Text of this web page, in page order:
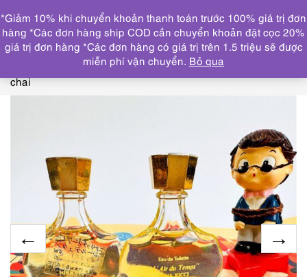
DANH MỤC
Trang chủ NƯỚC HOA CHAI NHỎ/MINI(≤ 15ml)
0210-
NINA RICCI L’air du temp EDT 6ml x 2-Nước hoa nữ-Đầy
chai
*Giảm 10% khi chuyển khoản thanh toán trước 100% giá trị đơn
hàng *Các đơn hàng ship COD cần chuyển khoản đặt cọc 20%
giá trị đơn hàng *Các đơn hàng có giá trị trên 1.5 triệu sẽ được
miễn phí vận chuyển. Bỏ qua